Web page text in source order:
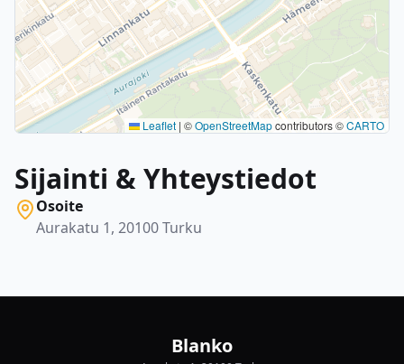
Leaflet | ©OpenStreetMapcontributors ©CARTO
Sijainti & Yhteystiedot
Osoite
Aurakatu 1, 20100 Turku
Blanko